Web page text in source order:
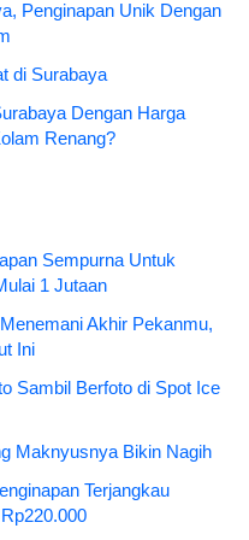
Penginapan Unik Dengan
di Surabaya
Dengan Harga
Renang?
Sempurna Untuk
1 Jutaan
Akhir Pekanmu,
Ini
Sambil Berfoto di Spot Ice
Maknyusnya Bikin Nagih
Terjangkau